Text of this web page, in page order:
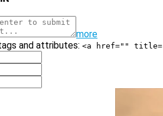
more
and attributes: <a href=""